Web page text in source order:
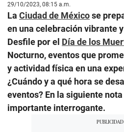
29/10/2023, 08:15 a.m.
La Ciudad de Méxicose
en una celebración vibrante
Desfile por el Día de los
Nocturno, eventos que
y actividad física en una
¿Cuándo y a qué hora se
eventos? En la siguiente
importante interrogante.